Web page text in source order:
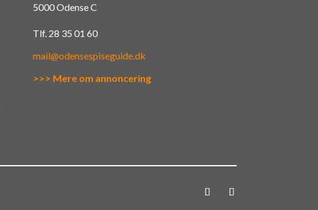
5000 Odense C
Tlf. 28 35 01 60
mail@odensespiseguide.dk
>>> Mere om annoncering